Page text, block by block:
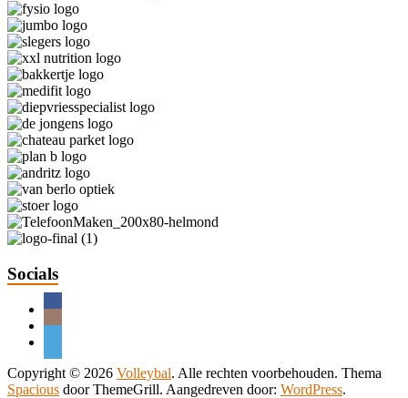
Socials
Copyright © 2026 Volleybal. Alle rechten voorbehouden. Thema
Spacious door ThemeGrill. Aangedreven door: WordPress.